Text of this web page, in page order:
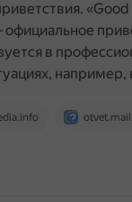
в
например,